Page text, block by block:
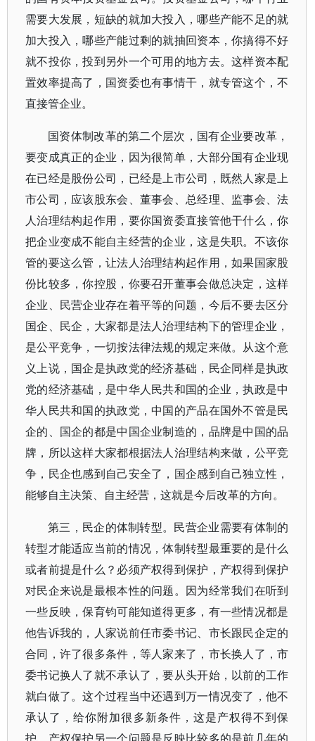
需要大发展，短缺的就加大投入，哪些产能不足的就
加大投入，哪些产能过剩的就抽回资本，你搞得不好
就不投你，投到另外一个可用的地方去。这样资本配
置效率提高了，国资委也有事情干，就专管这个，不
直接管企业。
国资体制改革的第二个层次，国有企业要改革，
要变成真正的企业，因为很简单，大部分国有企业现
在已经是股份公司，已经是上市公司，既然人家是上
市公司，应该股东会、董事会、总经理、监事会、法
人治理结构起作用，要你国资委直接管他干什么，你
把企业变成不能自主经营的企业，这是失职。不该你
管的要这么管，让法人治理结构起作用，如果国家股
份比较多，你控股，你要召开董事会做总决定，这样
企业、民营企业存在着平等的问题，今后不要去区分
国企、民企，大家都是法人治理结构下的管理企业，
是公平竞争，一切按法律法规的规定来做。从这个意
义上说，国企是执政党的经济基础，民企同样是执政
党的经济基础，是中华人民共和国的企业，执政是中
华人民共和国的执政党，中国的产品在国外不管是民
企的、国企的都是中国企业制造的，品牌是中国的品
牌，所以这样大家都根据法人治理结构来做，公平竞
争，民企也感到自己安全了，国企感到自己独立性，
能够自主决策、自主经营，这就是今后改革的方向。
第三，民企的体制转型。民营企业需要有体制的
转型才能适应当前的情况，体制转型最重要的是什么
或者前提是什么？必须产权得到保护，产权得到保护
对民企来说是最根本性的问题。因为经常我们在听到
一些反映，保育钧可能知道得更多，有一些情况都是
他告诉我的，人家说前任市委书记、市长跟民企定的
合同，许了很多条件，等人家来了，市长换人了，市
委书记换人了就不承认了，要从头开始，以前的工作
就白做了。这个过程当中还遇到万一情况变了，他不
承认了，给你附加很多新条件，这是产权得不到保